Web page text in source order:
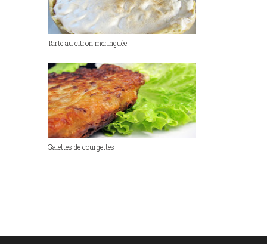
Tarte au citron meringuée
Galettes de courgettes